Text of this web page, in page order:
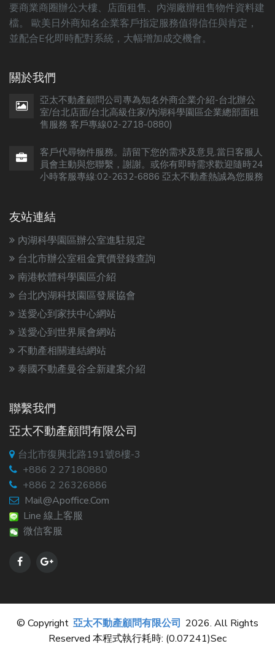
要商業商圈辦公大樓、店面租售、內湖廠辦租售物件資料建
檔。 歐美日外商知名企業客戶指定服務值得信任與肯定，
並配合E化即時配對系統，大幅增加成交機會。
關於我們
亞太不動產顧問公司專為知名外商企業介紹-台北辦公
室/台北店面/台北高級住家/內湖科學園區企業總部面租
售服務 客戶專線02-2718-0880)
客戶代尋物件服務。請留下您的需求及意見.當日客服人
員會主動與您聯繫，謝謝。或你有即時需求歡迎隨時24
小時客服專線:02-2632-6886 亞太不動產熱誠為您服務
友站連結
內湖科學園區辦公室進駐規定
台北市辦公室租金實價登錄查詢
南港軟體科學園區介紹
台北內湖科技園區發展協會
送愛心到家扶中心網站
送愛心到世界展會網站
不動產相關連結網站
泰國不動產曼谷全新建案介紹
聯繫我們
亞太不動產顧問有限公司
台北市復興北路191號8樓-3
+886 2 27180880
+886 2 26326886
Mail@apoffice.com
Line 線上客服
微信客服
© Copyright 亞太不動產顧問有限公司 2026. All Rights
Reserved 本程式執行耗時: (0.07241)sec